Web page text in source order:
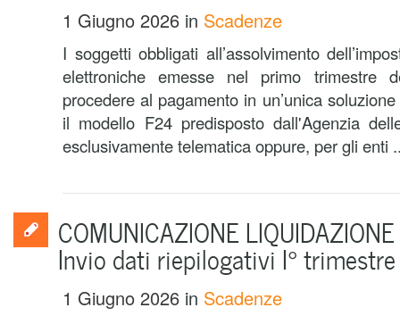
1 Giugno 2026 in Scadenze
I soggetti obbligati all’assolvimento
elettroniche emesse nel primo trimestre
procedere al pagamento in un’unica
il modello F24 predisposto dall'Agenzia
esclusivamente telematica oppure, per gli enti
COMUNICAZIONE
Invio dati riepilogativi I° trimestre
1 Giugno 2026 in Scadenze